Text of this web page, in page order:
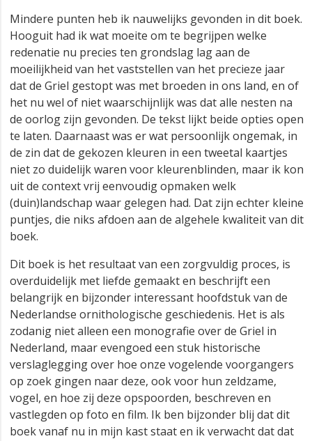
Mindere punten heb ik nauwelijks gevonden in dit boek.
Hooguit had ik wat moeite om te begrijpen welke
redenatie nu precies ten grondslag lag aan de
moeilijkheid van het vaststellen van het precieze jaar
dat de Griel gestopt was met broeden in ons land, en of
het nu wel of niet waarschijnlijk was dat alle nesten na
de oorlog zijn gevonden. De tekst lijkt beide opties open
te laten. Daarnaast was er wat persoonlijk ongemak, in
de zin dat de gekozen kleuren in een tweetal kaartjes
niet zo duidelijk waren voor kleurenblinden, maar ik kon
uit de context vrij eenvoudig opmaken welk
(duin)landschap waar gelegen had. Dat zijn echter kleine
puntjes, die niks afdoen aan de algehele kwaliteit van dit
boek.
Dit boek is het resultaat van een zorgvuldig proces, is
overduidelijk met liefde gemaakt en beschrijft een
belangrijk en bijzonder interessant hoofdstuk van de
Nederlandse ornithologische geschiedenis. Het is als
zodanig niet alleen een monografie over de Griel in
Nederland, maar evengoed een stuk historische
verslaglegging over hoe onze vogelende voorgangers
op zoek gingen naar deze, ook voor hun zeldzame,
vogel, en hoe zij deze opspoorden, beschreven en
vastlegden op foto en film. Ik ben bijzonder blij dat dit
boek vanaf nu in mijn kast staat en ik verwacht dat dat